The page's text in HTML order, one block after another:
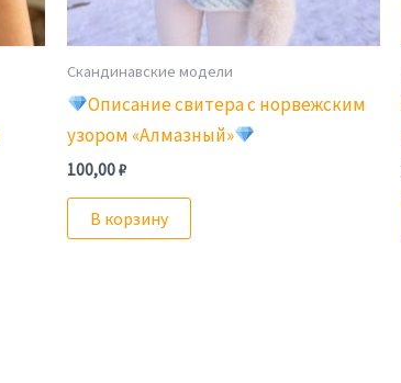
Скандинавские модели
Описание свитера с норвежским
узором «Алмазный»
100,00₽
В корзину